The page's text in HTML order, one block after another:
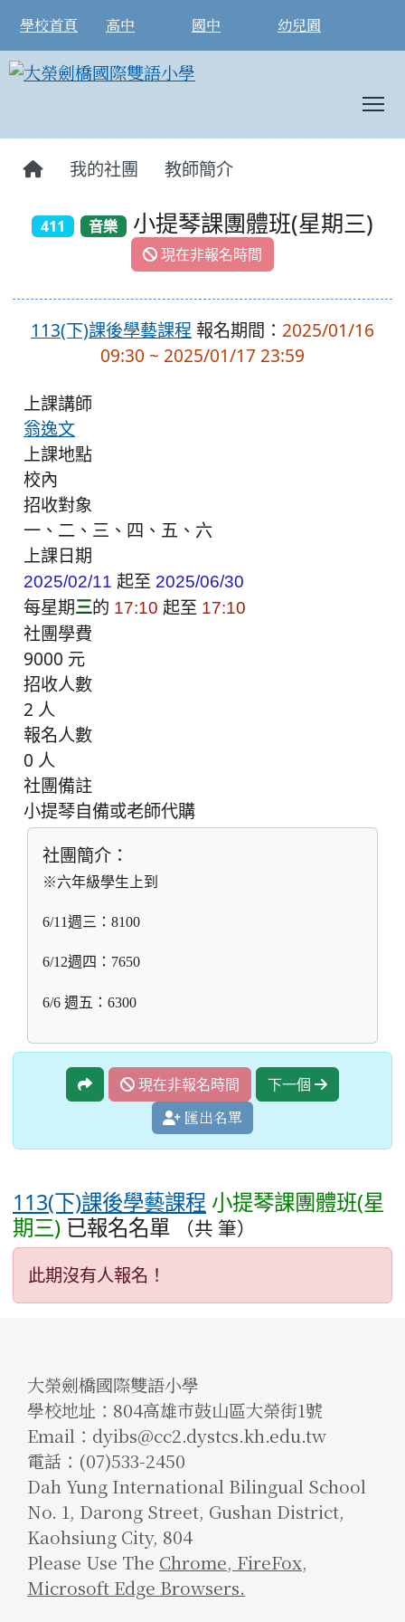
學校首頁 高中 國中 幼兒園
我的社團 教師簡介
411 音樂 小提琴課團體班(星期三)
現在非報名時間
113(下)課後學藝課程 報名期間： 2025/01/16
09:30 ~ 2025/01/17 23:59
上課講師
翁逸文
上課地點
校內
招收對象
一、二、三、四、五、六
上課日期
2025/02/11 起至 2025/06/30
每星期三的 17:10 起至 17:10
社團學費
9000 元
招收人數
2 人
報名人數
0 人
社團備註
小提琴自備或老師代購
社團簡介：
※六年級學生上到
6/11週三：8100
6/12週四：7650
6/6 週五：6300
現在非報名時間 下一個
匯出名單
113(下)課後學藝課程 小提琴課團體班(星
期三) 已報名名單 （共 筆）
此期沒有人報名！
大榮劍橋國際雙語小學
學校地址：804高雄市鼓山區大榮街1號
Email：dyibs@cc2.dystcs.kh.edu.tw
電話：(07)533-2450
Dah Yung International Bilingual School
No. 1, Darong Street, Gushan District,
Kaohsiung City, 804
Please Use The Chrome, FireFox,
Microsoft Edge Browsers.